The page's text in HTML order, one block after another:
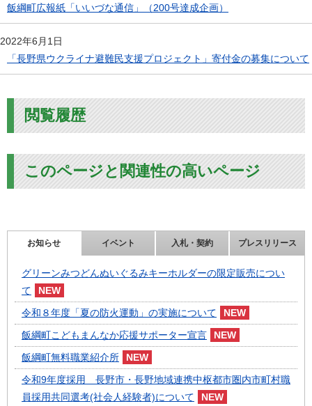
飯綱町広報紙「いいづな通信」（200号達成企画）
2022年6月1日
「長野県ウクライナ避難民支援プロジェクト」寄付金の募集について
閲覧履歴
このページと関連性の高いページ
お知らせ イベント 入札・契約 プレスリリース
グリーンみつどんぬいぐるみキーホルダーの限定販売につい
て
令和８年度「夏の防火運動」の実施について
飯綱町こどもまんなか応援サポーター宣言
飯綱町無料職業紹介所
令和9年度採用 長野市・長野地域連携中枢都市圏内市町村職
員採用共同選考(社会人経験者)について